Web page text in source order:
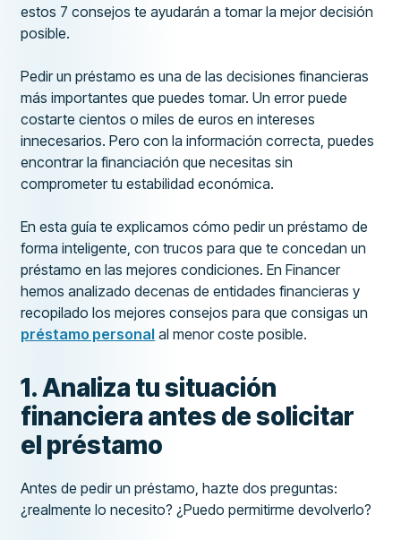
estos 7 consejos te ayudarán a tomar la mejor decisión
posible.
Pedir un préstamo es una de las decisiones financieras
más importantes que puedes tomar. Un error puede
costarte cientos o miles de euros en intereses
innecesarios. Pero con la información correcta, puedes
encontrar la financiación que necesitas sin
comprometer tu estabilidad económica.
En esta guía te explicamos cómo pedir un préstamo de
forma inteligente, con trucos para que te concedan un
préstamo en las mejores condiciones. En Financer
hemos analizado decenas de entidades financieras y
recopilado los mejores consejos para que consigas un
préstamo personal al menor coste posible.
1. Analiza tu situación
financiera antes de solicitar
el préstamo
Antes de pedir un préstamo, hazte dos preguntas:
¿realmente lo necesito? ¿Puedo permitirme devolverlo?